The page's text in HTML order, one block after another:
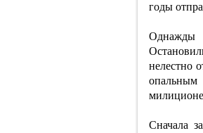
годы
Однажды
нелестно
Сначала